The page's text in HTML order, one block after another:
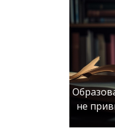
не